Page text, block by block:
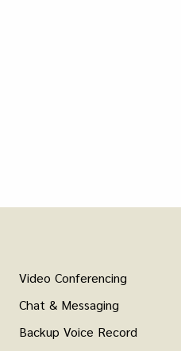
Video Conferencing
Chat & Messaging
Backup Voice Record